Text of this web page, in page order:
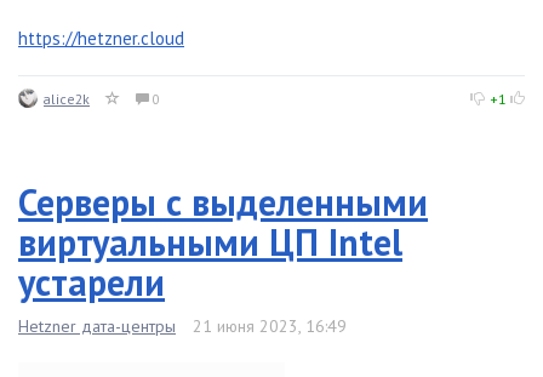
https://hetzner.cloud
alice2k 0 +1
Серверы с выделенными
виртуальными ЦП Intel
устарели
Hetzner дата-центры 21 июня 2023, 16:49